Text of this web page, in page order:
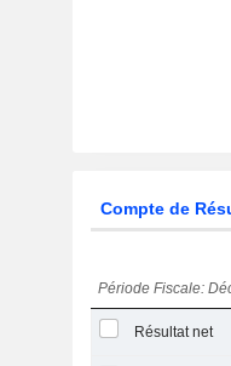
Compte de
Période Fiscale:
Résultat net